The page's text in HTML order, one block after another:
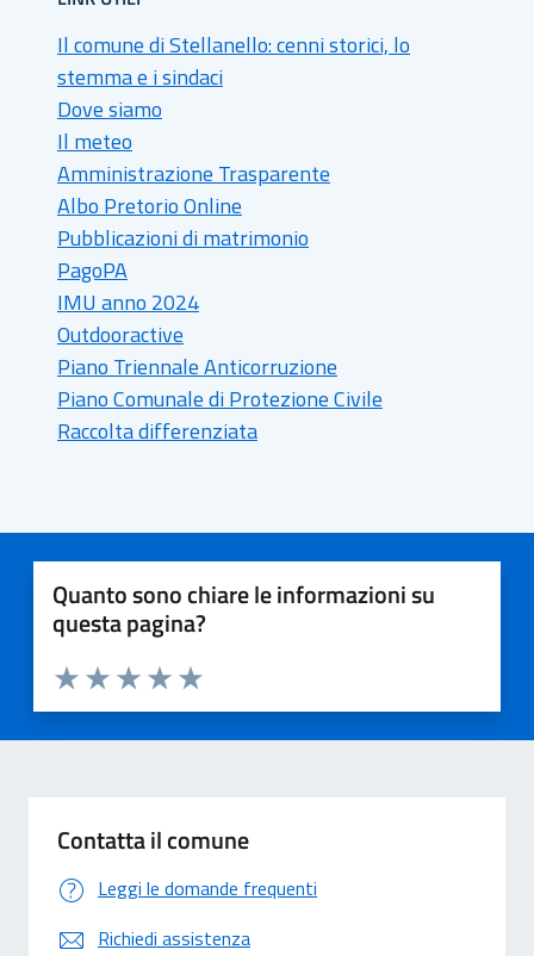
Il comune di Stellanello: cenni storici, lo
stemma e i sindaci
Dove siamo
Il meteo
Amministrazione Trasparente
Albo Pretorio Online
Pubblicazioni di matrimonio
PagoPA
IMU anno 2024
Outdooractive
Piano Triennale Anticorruzione
Piano Comunale di Protezione Civile
Raccolta differenziata
Quanto sono chiare le informazioni su
questa pagina?
Valuta 5 stelle su 5
Valuta 4 stelle su 5
Valuta 3 stelle su 5
Valuta 2 stelle su 5
Valuta 1 stelle su 5
Contatta il comune
Leggi le domande frequenti
Richiedi assistenza